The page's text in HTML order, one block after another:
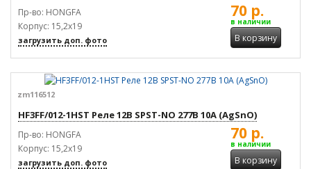
Пр-во: HONGFA
Корпус: 15,2x19
загрузить доп. фото
70 р.
в наличии
В корзину
zm116512
HF3FF/012-1HST Реле 12В SPST-NO 277В 10А (AgSnO)
Пр-во: HONGFA
Корпус: 15,2x19
загрузить доп. фото
70 р.
в наличии
В корзину